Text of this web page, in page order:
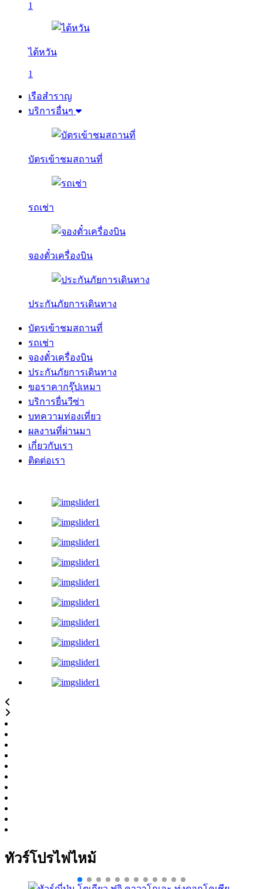
1
ไต้หวัน
1
เรือสำราญ
บริการอื่นๆ
บัตรเข้าชมสถานที่
รถเช่า
จองตั๋วเครื่องบิน
ประกันภัยการเดินทาง
บัตรเข้าชมสถานที่
รถเช่า
จองตั๋วเครื่องบิน
ประกันภัยการเดินทาง
ขอราคากรุ๊ปเหมา
บริการยื่นวีซ่า
บทความท่องเที่ยว
ผลงานที่ผ่านมา
เกี่ยวกับเรา
ติดต่อเรา
ทัวร์โปรไฟไหม้